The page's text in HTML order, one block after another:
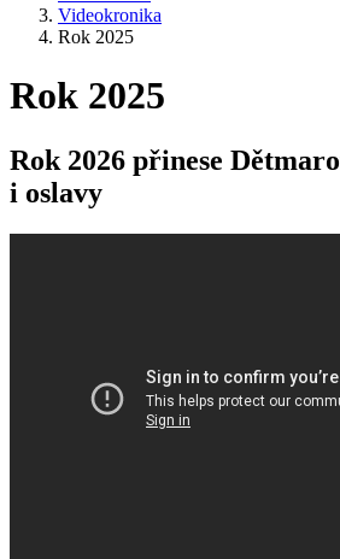
Videokronika
Rok 2025
Rok 2025
Rok 2026 přinese
i oslavy